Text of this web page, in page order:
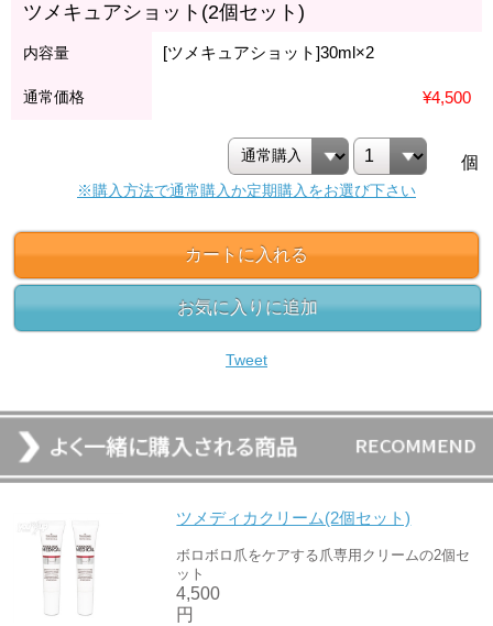
ツメキュアショット(2個セット)
内容量 [ツメキュアショット]30ml×2
通常価格 ¥4,500
個
※購入方法で通常購入か定期購入をお選び下さい
カートに入れる
お気に入りに追加
Tweet
ツメディカクリーム(2個セット)
ボロボロ爪をケアする爪専用クリームの2個セ
ット
4,500
円